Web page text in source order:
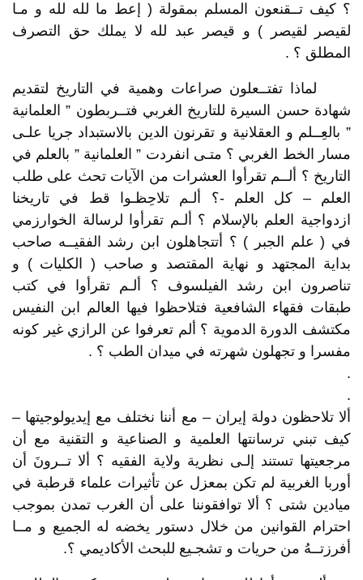
؟ كيف تــقنعون المسلم بمقولة ( إعط ما لله لله و مـا
لقيصر لقيصر ) و قيصر عبد لله لا يملك حق التصرف
المطلق ؟ .
لماذا تفتــعلون صراعات وهمية في التاريخ لتقديم
شهادة حسن السيرة للتاريخ الغربي فتــربطون ” العلمانية
” بالعِــلم و العقلانية و تقرنون الدين بالاستبداد جريا علـى
مسار الخط الغربي ؟ متـى انفردت ” العلمانية ” بالعلم في
التاريخ ؟ ألــم تقرأوا العشرات من الآيات تحث على طلب
العلم – كل العلم -؟ ألـم تلاحِظـوا قط في تاريخنا
ازدواجية العلم بالإسلام ؟ ألـم تقرأوا لرسالة الخوارزمي
في ( علم الجبر ) ؟ أتتجاهلون ابن رشد الفقيــه صاحب
بداية المجتهد و نهاية المقتصد و صاحب ( الكليات ) و
تناصرون ابن رشد الفيلسوف ؟ ألـم تقرأوا في كتب
طبقات فقهاء الشافعية فتلاحظوا فيها العالم ابن النفيس
مكتشف الدورة الدموية ؟ ألم تعرفوا عن الرازي غير كونه
مفسرا و تجهلون شهرته في ميدان الطب ؟ .
.
.
ألا تلاحظون دولة إيران – مع أننا نختلف مع إيديولوجيتها –
كيف تبني ترسانتها العلمية و الصناعية و التقنية مع أن
مرجعيتها تستند إلـى نظرية ولاية الفقيه ؟ ألا تــرونَ أن
أوربا الغربية لم تكن بمعزل عن تأثيرات علماء قرطبة في
ميادين شتى ؟ ألا توافقوننا على أن الغرب تمدن بموجب
احترام القوانين من خلال دستور يخضه له الجميع و مــا
أفرزتــهُ من حريات و تشجـيع للبحث الأكاديمي ؟.